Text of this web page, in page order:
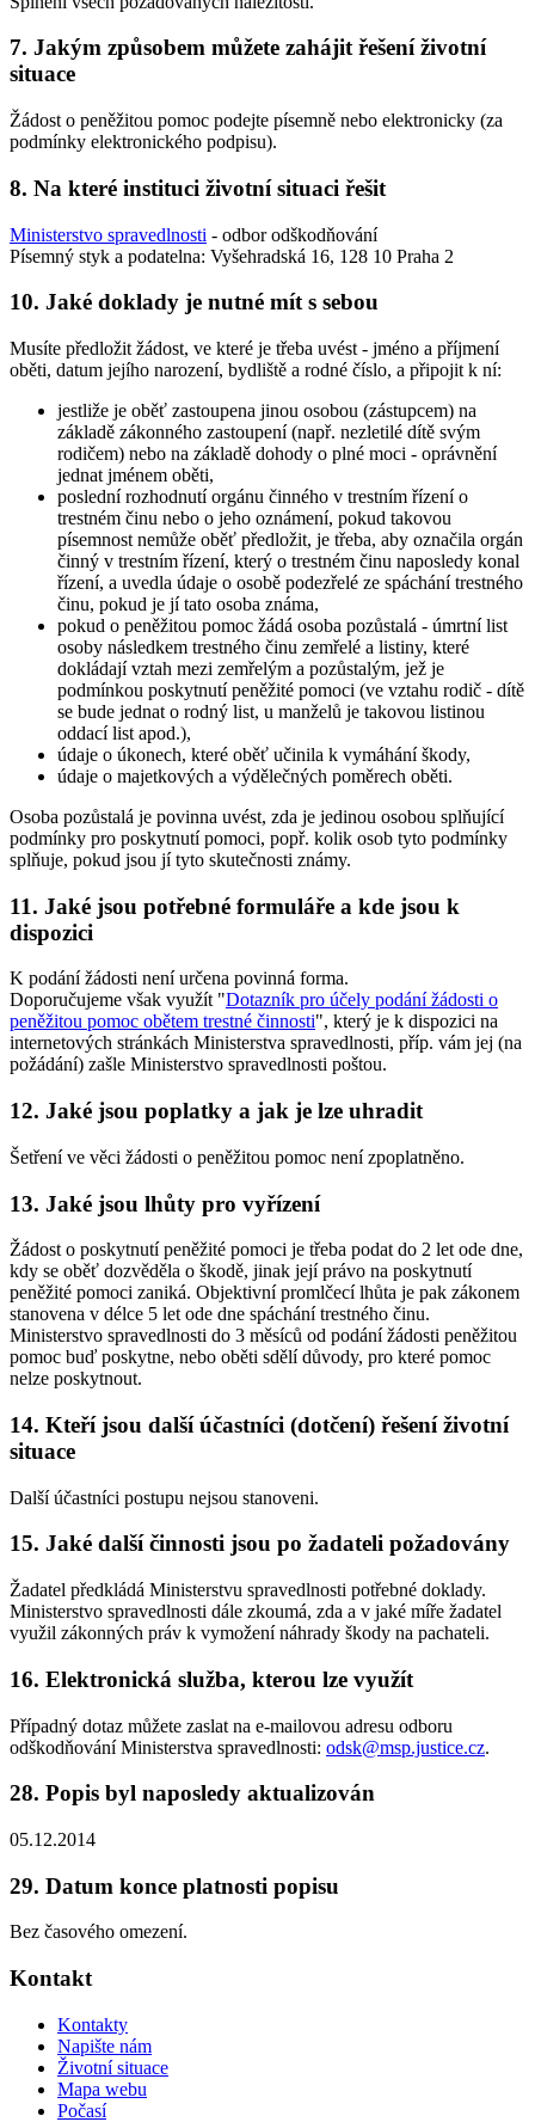
7. Jakým způsobem můžete zahájit řešení životní
situace
Žádost o peněžitou pomoc podejte písemně nebo elektronicky (za
podmínky elektronického podpisu).
8. Na které instituci životní situaci řešit
Ministerstvo spravedlnosti - odbor odškodňování
Písemný styk a podatelna: Vyšehradská 16, 128 10 Praha 2
10. Jaké doklady je nutné mít s sebou
Musíte předložit žádost, ve které je třeba uvést - jméno a příjmení
oběti, datum jejího narození, bydliště a rodné číslo, a připojit k ní:
jestliže je oběť zastoupena jinou osobou (zástupcem) na
základě zákonného zastoupení (např. nezletilé dítě svým
rodičem) nebo na základě dohody o plné moci - oprávnění
jednat jménem oběti,
poslední rozhodnutí orgánu činného v trestním řízení o
trestném činu nebo o jeho oznámení, pokud takovou
písemnost nemůže oběť předložit, je třeba, aby označila orgán
činný v trestním řízení, který o trestném činu naposledy konal
řízení, a uvedla údaje o osobě podezřelé ze spáchání trestného
činu, pokud je jí tato osoba známa,
pokud o peněžitou pomoc žádá osoba pozůstalá - úmrtní list
osoby následkem trestného činu zemřelé a listiny, které
dokládají vztah mezi zemřelým a pozůstalým, jež je
podmínkou poskytnutí peněžité pomoci (ve vztahu rodič - dítě
se bude jednat o rodný list, u manželů je takovou listinou
oddací list apod.),
údaje o úkonech, které oběť učinila k vymáhání škody,
údaje o majetkových a výdělečných poměrech oběti.
Osoba pozůstalá je povinna uvést, zda je jedinou osobou splňující
podmínky pro poskytnutí pomoci, popř. kolik osob tyto podmínky
splňuje, pokud jsou jí tyto skutečnosti známy.
11. Jaké jsou potřebné formuláře a kde jsou k
dispozici
K podání žádosti není určena povinná forma.
Doporučujeme však využít "Dotazník pro účely podání žádosti o
peněžitou pomoc obětem trestné činnosti", který je k dispozici na
internetových stránkách Ministerstva spravedlnosti, příp. vám jej (na
požádání) zašle Ministerstvo spravedlnosti poštou.
12. Jaké jsou poplatky a jak je lze uhradit
Šetření ve věci žádosti o peněžitou pomoc není zpoplatněno.
13. Jaké jsou lhůty pro vyřízení
Žádost o poskytnutí peněžité pomoci je třeba podat do 2 let ode dne,
kdy se oběť dozvěděla o škodě, jinak její právo na poskytnutí
peněžité pomoci zaniká. Objektivní promlčecí lhůta je pak zákonem
stanovena v délce 5 let ode dne spáchání trestného činu.
Ministerstvo spravedlnosti do 3 měsíců od podání žádosti peněžitou
pomoc buď poskytne, nebo oběti sdělí důvody, pro které pomoc
nelze poskytnout.
14. Kteří jsou další účastníci (dotčení) řešení životní
situace
Další účastníci postupu nejsou stanoveni.
15. Jaké další činnosti jsou po žadateli požadovány
Žadatel předkládá Ministerstvu spravedlnosti potřebné doklady.
Ministerstvo spravedlnosti dále zkoumá, zda a v jaké míře žadatel
využil zákonných práv k vymožení náhrady škody na pachateli.
16. Elektronická služba, kterou lze využít
Případný dotaz můžete zaslat na e-mailovou adresu odboru
odškodňování Ministerstva spravedlnosti: odsk@msp.justice.cz.
28. Popis byl naposledy aktualizován
05.12.2014
29. Datum konce platnosti popisu
Bez časového omezení.
Kontakt
Kontakty
Napište nám
Životní situace
Mapa webu
Počasí